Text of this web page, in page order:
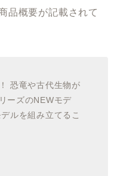
品概要が記載されて
恐竜や古代生物が
ーズのNEWモデ
ルを組み立てるこ